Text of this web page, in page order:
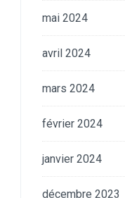
mai 2024
avril 2024
mars 2024
février 2024
janvier 2024
décembre 2023